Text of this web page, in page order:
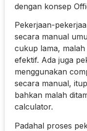
dengan konsep
Pekerjaan-
secara manual
cukup lama,
efektif. Ada juga
menggunakan
secara manual,
bahkan malah
calculator.
Padahal proses